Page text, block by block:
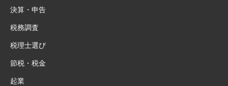
決算・申告
税務調査
税理士選び
節税・税金
起業